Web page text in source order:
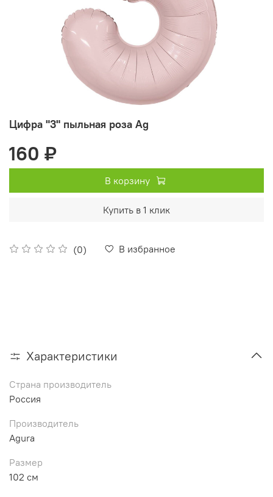
Цифра "3" пыльная роза Ag
(0) В избранное
160 ₽
В корзину
Купить в 1 клик
Характеристики
Страна производитель
Россия
Производитель
Agura
Размер
102 см